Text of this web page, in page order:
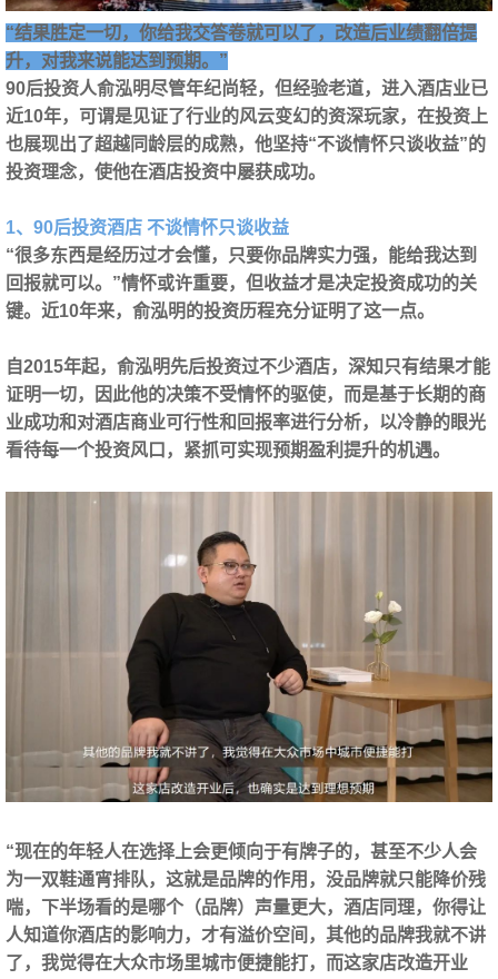
“结果胜定一切，你给我交答卷就可以了，改造后业绩翻倍提
升，对我来说能达到预期。”
90后投资人俞泓明尽管年纪尚轻，但经验老道，进入酒店业已
近10年，可谓是见证了行业的风云变幻的资深玩家，在投资上
也展现出了超越同龄层的成熟，他坚持“不谈情怀只谈收益”的
投资理念，使他在酒店投资中屡获成功。
1、90后投资酒店 不谈情怀只谈收益
“很多东西是经历过才会懂，只要你品牌实力强，能给我达到
回报就可以。”情怀或许重要，但收益才是决定投资成功的关
键。近10年来，俞泓明的投资历程充分证明了这一点。
自2015年起，俞泓明先后投资过不少酒店，深知只有结果才能
证明一切，因此他的决策不受情怀的驱使，而是基于长期的商
业成功和对酒店商业可行性和回报率进行分析，以冷静的眼光
看待每一个投资风口，紧抓可实现预期盈利提升的机遇。
“现在的年轻人在选择上会更倾向于有牌子的，甚至不少人会
为一双鞋通宵排队，这就是品牌的作用，没品牌就只能降价残
喘，下半场看的是哪个（品牌）声量更大，酒店同理，你得让
人知道你酒店的影响力，才有溢价空间，其他的品牌我就不讲
了，我觉得在大众市场里城市便捷能打，而这家店改造开业